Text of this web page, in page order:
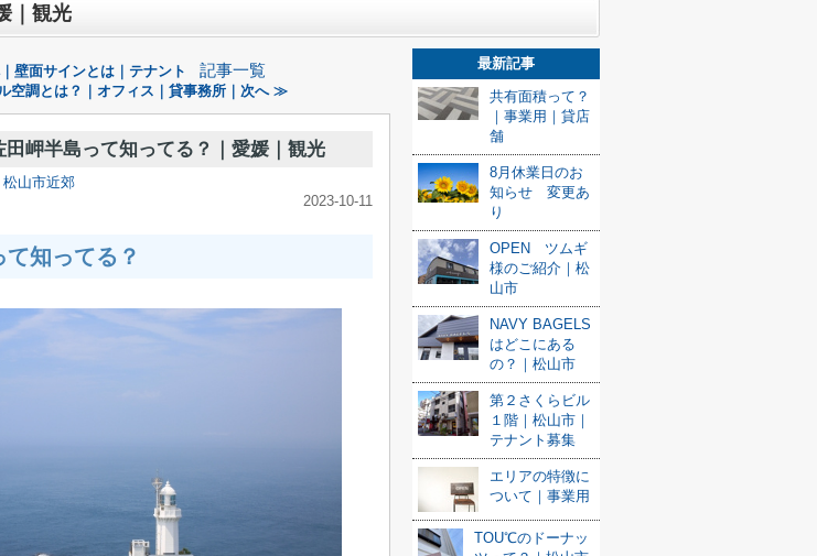
｜観光
壁面サインとは｜テナント 記事一覧
空調とは？｜オフィス｜貸事務所｜次へ ≫
田岬半島って知ってる？｜愛媛｜観光
山市近郊
2023-10-11
知ってる？
最新記事
共有面積って？
｜事業用｜貸店
舗
8月休業日のお
知らせ 変更あ
り
OPEN ツムギ
様のご紹介｜松
山市
NAVY BAGELS
はどこにある
の？｜松山市
第２さくらビル
１階｜松山市｜
テナント募集
エリアの特徴に
ついて｜事業用
TOU℃のドーナッ